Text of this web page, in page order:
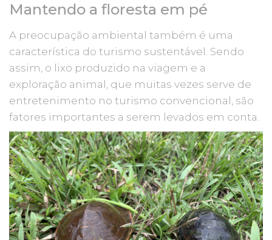
Mantendo a floresta em pé
A preocupação ambiental também é uma
característica do turismo sustentável. Sendo
assim, o lixo produzido na viagem e a
exploração animal, que muitas vezes serve de
entretenimento no turismo convencional, são
fatores importantes a serem levados em conta.